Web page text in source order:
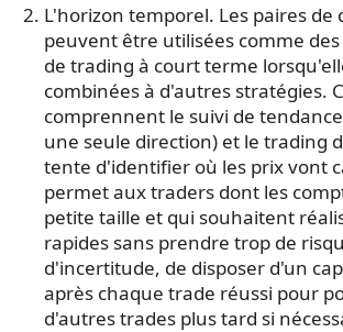
L'horizon temporel. Les paires de
peuvent être utilisées comme
de trading à court terme
combinées à d'autres stratégies.
comprennent le suivi de
une seule direction) et le trading
tente d'identifier où les prix vont
permet aux traders dont les
petite taille et qui souhaitent
rapides sans prendre trop de
d'incertitude, de disposer d'un
après chaque trade réussi pour
d'autres trades plus tard si